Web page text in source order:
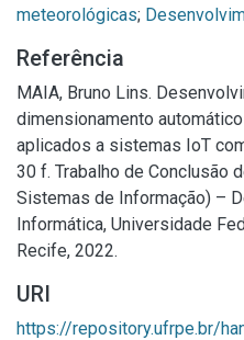
meteorológicas;
Referência
MAIA, Bruno Lins.
dimensionamento
aplicados a sistemas IoT
30 f. Trabalho de Conclusão
Sistemas de Informação) –
Informática, Universidade
Recife, 2022.
URI
https://repository.ufrpe.br/